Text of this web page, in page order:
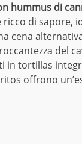
hummus di
di sapore,
cena
del
in tortillas
offrono